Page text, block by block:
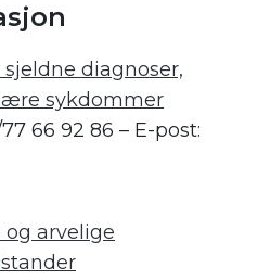
diagnoser,
sykdommer
66 92 86 – E-post:
arvelige